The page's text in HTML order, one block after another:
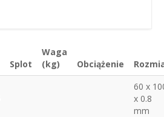
Splot
Waga
(kg)
Obciążenie
60 x
x 0.8
mm